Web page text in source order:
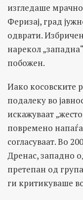
изгледаше
Феризај, град
одврати.
нарекол
побожен.
Иако косовските
подалеку во
искажуваат
повремено
согласуваат. Во
Дренас, западно
претепан од
ги критикуваше